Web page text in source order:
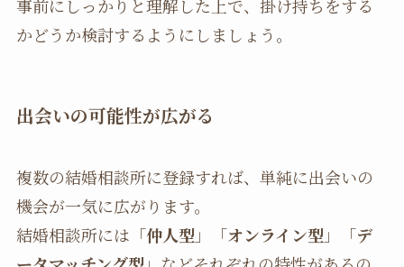
事前にしっかりと理解した上で、掛け持ちをする
かどうか検討するようにしましょう。
出会いの可能性が広がる
複数の結婚相談所に登録すれば、単純に出会いの
機会が一気に広がります。
結婚相談所には「仲人型」「オンライン型」「デ